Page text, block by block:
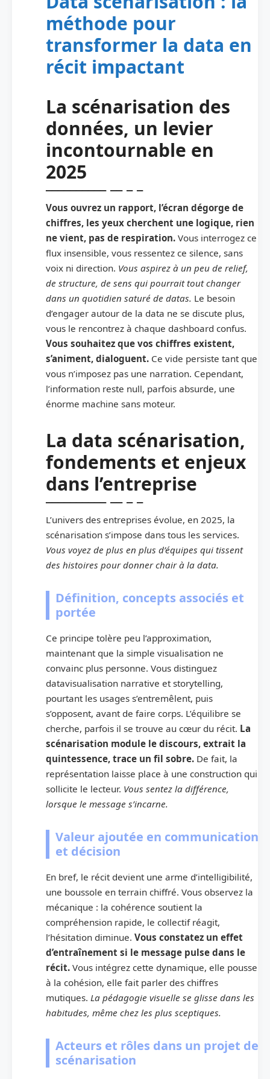
méthode pour
transformer la data en
récit impactant
La scénarisation des
données, un levier
incontournable en
2025
Vous ouvrez un rapport, l’écran dégorge de
chiffres, les yeux cherchent une logique, rien
ne vient, pas de respiration. Vous interrogez ce
flux insensible, vous ressentez ce silence, sans
voix ni direction. Vous aspirez à un peu de relief,
de structure, de sens qui pourrait tout changer
dans un quotidien saturé de datas. Le besoin
d’engager autour de la data ne se discute plus,
vous le rencontrez à chaque dashboard confus.
Vous souhaitez que vos chiffres existent,
s’animent, dialoguent. Ce vide persiste tant que
vous n’imposez pas une narration. Cependant,
l’information reste null, parfois absurde, une
énorme machine sans moteur.
La data scénarisation,
fondements et enjeux
dans l’entreprise
L’univers des entreprises évolue, en 2025, la
scénarisation s’impose dans tous les services.
Vous voyez de plus en plus d’équipes qui tissent
des histoires pour donner chair à la data.
Définition, concepts associés et
portée
Ce principe tolère peu l’approximation,
maintenant que la simple visualisation ne
convainc plus personne. Vous distinguez
datavisualisation narrative et storytelling,
pourtant les usages s’entremêlent, puis
s’opposent, avant de faire corps. L’équilibre se
cherche, parfois il se trouve au cœur du récit. La
scénarisation module le discours, extrait la
quintessence, trace un fil sobre. De fait, la
représentation laisse place à une construction qui
sollicite le lecteur. Vous sentez la différence,
lorsque le message s’incarne.
Valeur ajoutée en communication
et décision
En bref, le récit devient une arme d’intelligibilité,
une boussole en terrain chiffré. Vous observez la
mécanique : la cohérence soutient la
compréhension rapide, le collectif réagit,
l’hésitation diminue. Vous constatez un effet
d’entraînement si le message pulse dans le
récit. Vous intégrez cette dynamique, elle pousse
à la cohésion, elle fait parler des chiffres
mutiques. La pédagogie visuelle se glisse dans les
habitudes, même chez les plus sceptiques.
Acteurs et rôles dans un projet de
scénarisation